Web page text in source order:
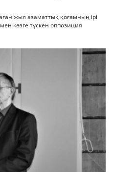
жыл азаматтық қоғамның ірі
көзге түскен оппозиция